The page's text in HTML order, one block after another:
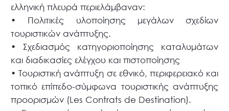
ελληνική πλευρά περιελάμβαναν:
•
Πολιτικές υλοποίησης μεγάλων σχεδίων
τουριστικών ανάπτυξης.
•
Σχεδιασμός κατηγοριοποίησης καταλυμάτων
και διαδικασίες ελέγχου και πιστοποίησης
• Τουριστική ανάπτυξη σε εθνικό, περιφερειακό και
τοπικό επίπεδο-σύμφωνα τουριστικής ανάπτυξης
προορισμών (Les Contrats de Destination).